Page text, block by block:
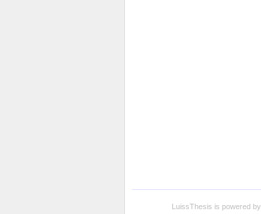
LuissThesis is powered by